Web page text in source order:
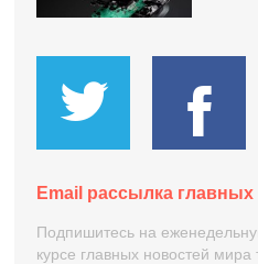
Email рассылка главных
Подпишитесь на
курсе главных новостей мира